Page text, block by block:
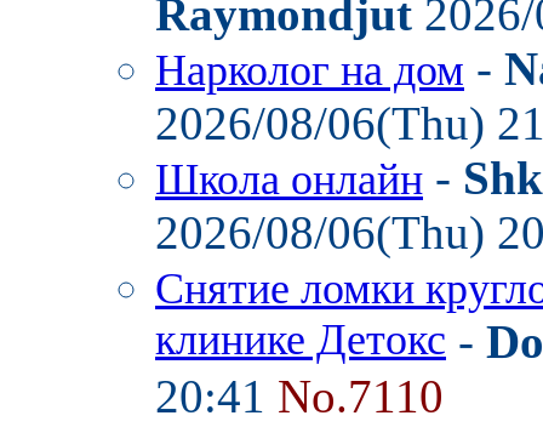
Raymondjut
Нарколог на дом -
2026/08/06(Thu)
Школа онлайн -
2026/08/06(Thu)
Снятие ломки
клинике Детокс -
20:41 No.7110